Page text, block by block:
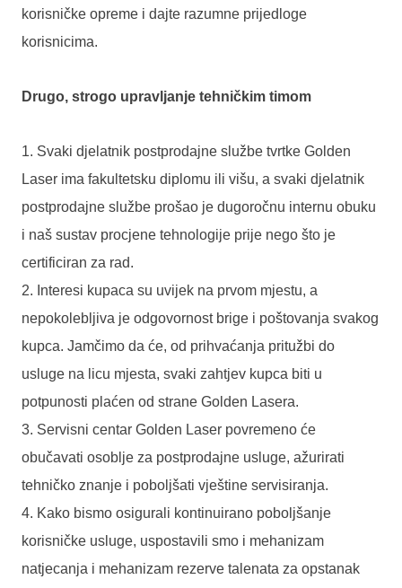
korisničke opreme i dajte razumne prijedloge
korisnicima.
Drugo, strogo upravljanje tehničkim timom
1. Svaki djelatnik postprodajne službe tvrtke Golden
Laser ima fakultetsku diplomu ili višu, a svaki djelatnik
postprodajne službe prošao je dugoročnu internu obuku
i naš sustav procjene tehnologije prije nego što je
certificiran za rad.
2. Interesi kupaca su uvijek na prvom mjestu, a
nepokolebljiva je odgovornost brige i poštovanja svakog
kupca. Jamčimo da će, od prihvaćanja pritužbi do
usluge na licu mjesta, svaki zahtjev kupca biti u
potpunosti plaćen od strane Golden Lasera.
3. Servisni centar Golden Laser povremeno će
obučavati osoblje za postprodajne usluge, ažurirati
tehničko znanje i poboljšati vještine servisiranja.
4. Kako bismo osigurali kontinuirano poboljšanje
korisničke usluge, uspostavili smo i mehanizam
natjecanja i mehanizam rezerve talenata za opstanak